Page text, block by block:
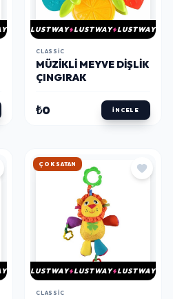
LUSTWAY LUSTWAY LUSTWAY
CLASSIC
MÜZIKLI MEYVE DIŞLIK
ÇINGIRAK
₺0 İNCELE
HIZLI KARGO
LUSTWAY LUSTWAY LUSTWAY
CLASSIC